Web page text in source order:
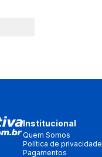
Institucional
Quem Somos
Política de privacidade
Pagamentos